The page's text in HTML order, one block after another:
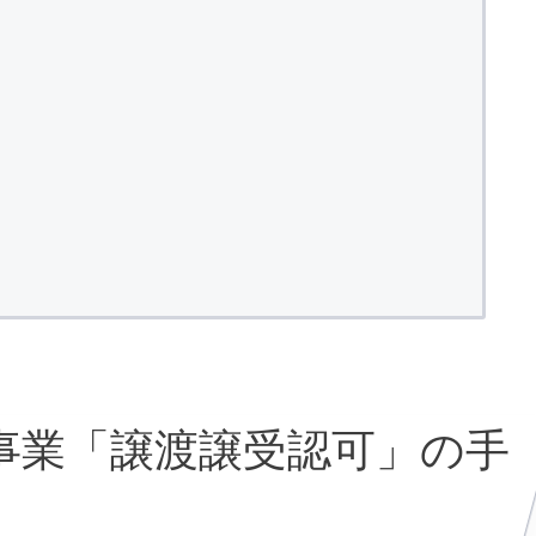
業「譲渡譲受認可」の手